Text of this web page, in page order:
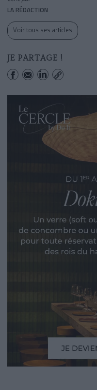
LA RÉDACTION
Voir tous ses articles
JE PARTAGE !